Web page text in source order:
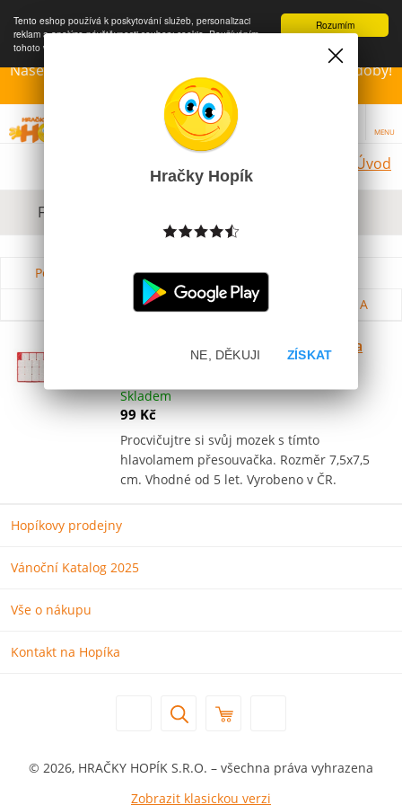
Rozumím
Tento eshop používá k poskytování služeb, personalizaci
reklam a analýze návštěvnosti soubory cookie. Používáním
tohoto webu s tím souhlasíte.
Naše Prodejny – Otevřeny dle otvírací prázdninové doby!
Přejeme krásné léto!!!
MENU
Úvod
Filtrovat dle dostupnosti, ceny, výrobce
Podle názvu od A do Z
Od nejdražšího
Od nejlevnějšího
Podle názvu od Z do A
Směr Hra 15 hlavolam přesouvačka
Skladem
99 Kč
Procvičujtre si svůj mozek s tímto
hlavolamem přesouvačka. Rozměr 7,5x7,5
cm. Vhodné od 5 let. Vyrobeno v ČR.
Hopíkovy prodejny
Vánoční Katalog 2025
Vše o nákupu
Kontakt na Hopíka
© 2026, HRAČKY HOPÍK S.R.O. – všechna práva vyhrazena
Zobrazit klasickou verzi
Hračky Hopík
ZÍSKAT
NE, DĚKUJI